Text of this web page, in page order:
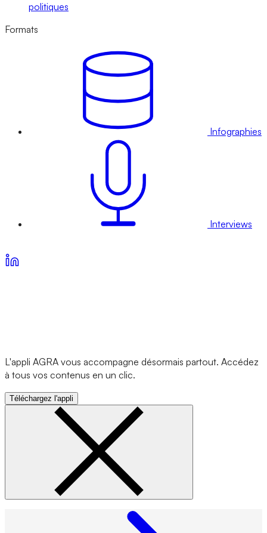
politiques
Formats
Infographies
Interviews
L'appli AGRA vous accompagne désormais partout. Accédez
à tous vos contenus en un clic.
Téléchargez l'appli